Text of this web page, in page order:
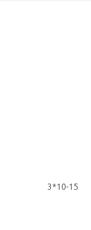
3*10-15